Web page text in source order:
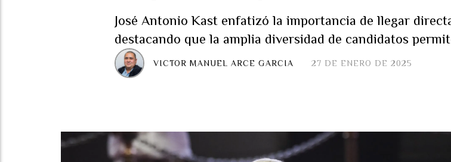
José Antonio Kast enfatizó la importancia de llegar
destacando que la amplia diversidad de candidatos
27 DE ENERO DE 2025
VICTOR MANUEL ARCE GARCIA